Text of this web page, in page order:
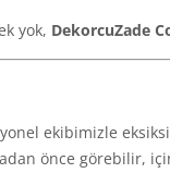
yok, DekorcuZade
ekibimizle
önce görebilir,